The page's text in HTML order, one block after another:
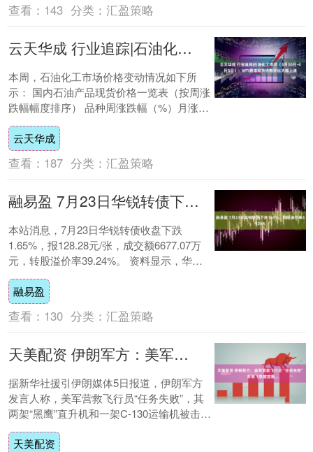
查看： 143 分类： 汇盈策略
云天华成 行业追踪|石油化工市场（3月30日-4月5日）：WTI原油现货价格环比大幅上涨
本周，石油化工市场价格变动情况如下所
示： 国内石油产品现货价格一览表（按周涨
跌幅幅度排序） 品种周涨跌幅（%）月涨跌
幅（%）日期价格/数量单位WTI原油现货
18....
云天华成
查看： 187 分类： 汇盈策略
融易盈 7月23日华锐转债下跌165%，转股溢价率3924%
本站消息，7月23日华锐转债收盘下跌
1.65%，报128.28元/张，成交额6677.07万
元，转股溢价率39.24%。 资料显示，华锐
转债信用级别为“A+”，....
融易盈
查看： 130 分类： 汇盈策略
天美配资 伊朗军方：美军营救飞行员“任务失败” 多架飞机被击落
据新华社援引伊朗媒体5日报道，伊朗军方
发言人称，美军营救飞行员“任务失败”，其
两架“黑鹰”直升机和一架C-130运输机被击
落。 举报 相关阅读 90%的公司对A....
天美配资